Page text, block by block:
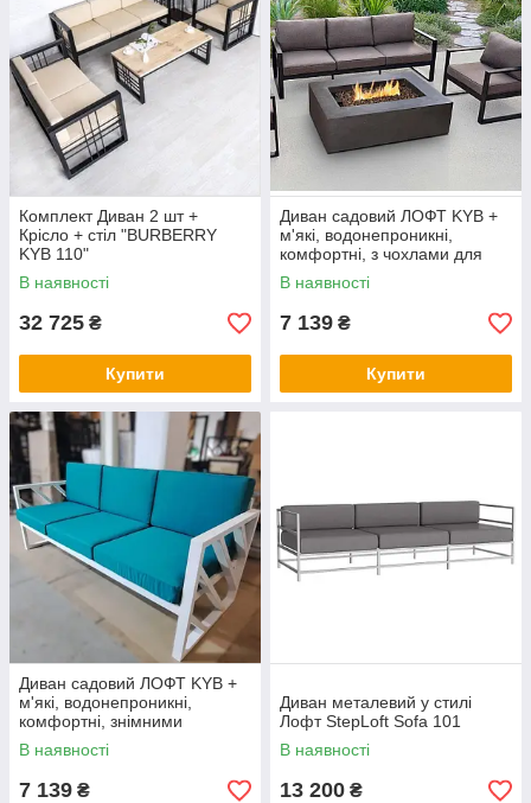
Комплект Диван 2 шт +
Крісло + стіл "BURBERRY
KYB 110"
В наявності
32 725 ₴
Купити
Диван садовий ЛОФТ KYB +
м'які, водонепроникні,
комфортні, з чохлами для
дому, дачі на тера
В наявності
7 139 ₴
Купити
Диван садовий ЛОФТ KYB +
м'які, водонепроникні,
комфортні, знімними
чохлами для офісу, дому,
дачі
В наявності
7 139 ₴
Диван металевий у стилі
Лофт StepLoft Sofa 101
В наявності
13 200 ₴